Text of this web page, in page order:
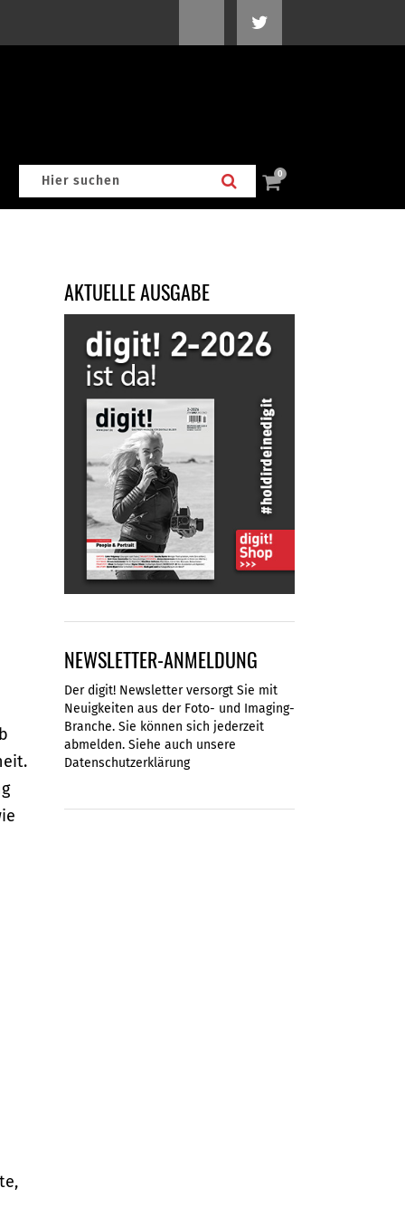
0
AKTUELLE AUSGABE
NEWSLETTER-ANMELDUNG
Der digit! Newsletter versorgt Sie mit
Neuigkeiten aus der Foto- und Imaging-
Branche. Sie können sich jederzeit
abmelden. Siehe auch unsere
Datenschutzerklärung